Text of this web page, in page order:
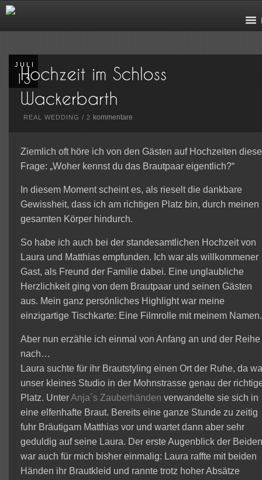
JULI
REAL WEDDING /2 kommentare
Ziemlich oft höre ich von den Gästen auf Hochzeiten diese
Frage: „Woher kennst du das Brautpaar eigentlich?“
In diesem Moment scheint es, als rieselt die dankbare
Gewissheit, dass ich am richtigen Platz bin, durch meinen
gesamten Körper hindurch.
So habe ich auch bei der standesamtlichen Hochzeit von
Laura und Matthias empfunden. Ich war als willkommener
Gast, als Freund der Familie dabei. Eine unglaubliche
Herzlichkeit ging von dem Brautpaar und seinen Gästen
aus. Mein ganz persönliches Highlight war meine
einzigartige Tischkarte: Eine Filmrolle mit meinem Namen.
Aber nun erzähle ich einmal von Anfang an und der Reihe
nach…
Laura suchte für ihr Brautstyling einen Ort der Ruhe, da
unser kleines Studio in der Mohnstrasse genau der
Platz. UnterAnja´s Zauberhänden verwandelte sie sich in
eine elfenhafte Braut. Bereits eine ganze Stunde zu zeitig
fuhr Bräutigam Matthias vor und wartet dann aber sehr
geduldig auf seine Laura. Der erste Augenblick der
war auch für mich bisher einmalig: Laura raffte mit beiden
Händen ihr Brautkleid und rannte trotz hoher Absätze